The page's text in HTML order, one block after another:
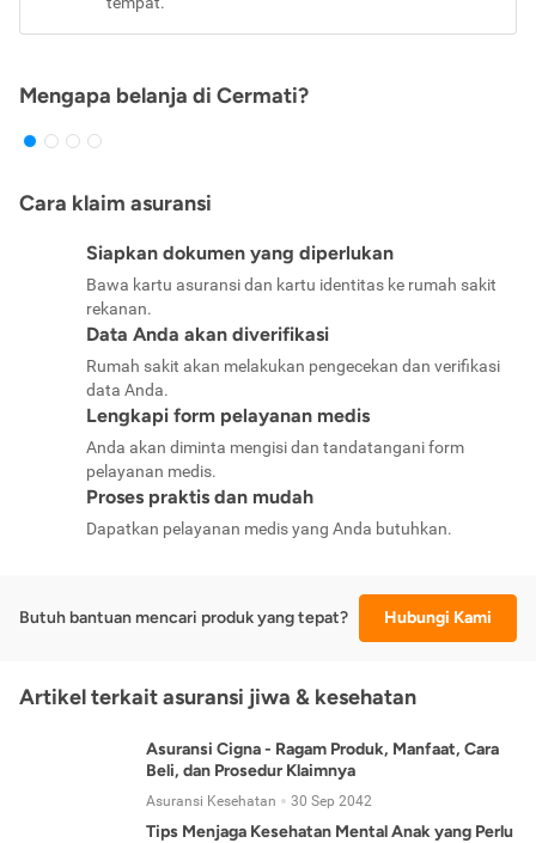
Mengapa belanja di Cermati?
Cara klaim asuransi
Siapkan dokumen yang diperlukan
Bawa kartu asuransi dan kartu identitas ke rumah sakit
rekanan.
Data Anda akan diverifikasi
Rumah sakit akan melakukan pengecekan dan verifikasi
data Anda.
Lengkapi form pelayanan medis
Anda akan diminta mengisi dan tandatangani form
pelayanan medis.
Proses praktis dan mudah
Dapatkan pelayanan medis yang Anda butuhkan.
Butuh bantuan mencari produk yang tepat? Hubungi Kami
Artikel terkait asuransi jiwa & kesehatan
Asuransi Cigna - Ragam Produk, Manfaat, Cara
Beli, dan Prosedur Klaimnya
Asuransi Kesehatan 30 Sep 2042
Tips Menjaga Kesehatan Mental Anak yang Perlu